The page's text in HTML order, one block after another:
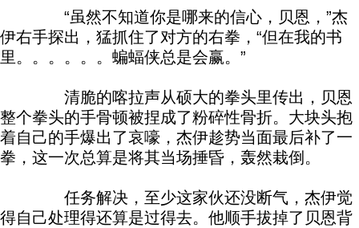
“虽然不知道你是哪来的信心，贝恩，”杰
伊右手探出，猛抓住了对方的右拳，“但在我的书
里。。。。。。蝙蝠侠总是会赢。”
清脆的喀拉声从硕大的拳头里传出，贝恩
整个拳头的手骨顿被捏成了粉碎性骨折。大块头抱
着自己的手爆出了哀嚎，杰伊趁势当面最后补了一
拳，这一次总算是将其当场捶昏，轰然栽倒。
任务解决，至少这家伙还没断气，杰伊觉
得自己处理得还算是过得去。他顺手拔掉了贝恩背